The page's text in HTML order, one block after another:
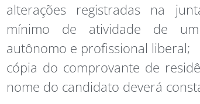
alterações registradas na
mínimo de atividade de
autônomo e profissional liberal;
cópia do comprovante de
nome do candidato deverá